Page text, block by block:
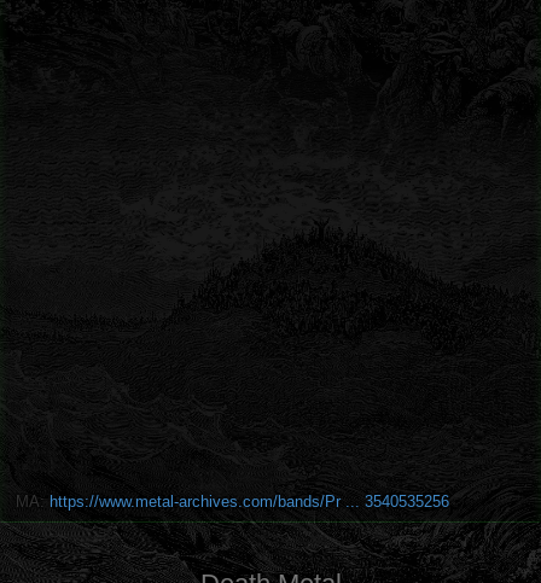
MA: https://www.metal-archives.com/bands/Pr ... 3540535256